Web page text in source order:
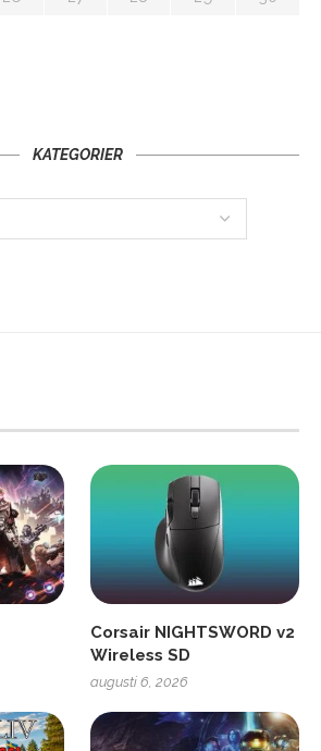
KATEGORIER
Corsair NIGHTSWORD v2
Wireless SD
augusti 6, 2026